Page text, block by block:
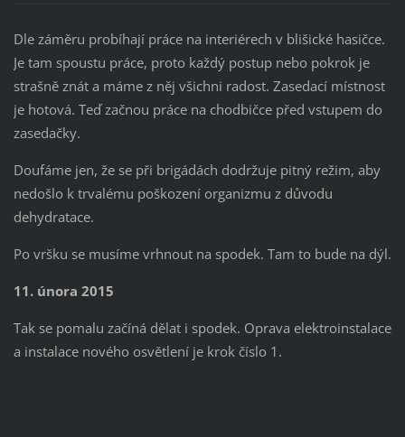
Dle záměru probíhají práce na interiérech v blišické hasičce.
Je tam spoustu práce, proto každý postup nebo pokrok je
strašně znát a máme z něj všichni radost. Zasedací místnost
je hotová. Teď začnou práce na chodbičce před vstupem do
zasedačky.
Doufáme jen, že se při brigádách dodržuje pitný režim, aby
nedošlo k trvalému poškození organizmu z důvodu
dehydratace.
Po vršku se musíme vrhnout na spodek. Tam to bude na dýl.
11. února 2015
Tak se pomalu začíná dělat i spodek. Oprava elektroinstalace
a instalace nového osvětlení je krok číslo 1.